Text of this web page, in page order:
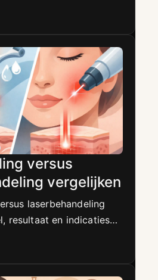
injecties.
versus
vergelijken
laserbehandeling
resultaat en indicaties
voor jouw huidtype.